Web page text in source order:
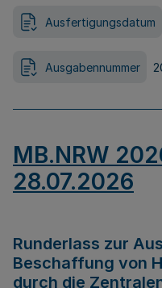
Ausfertigungsdatum
Ausgabennummer
MB.NRW
28.07.2026
Runderlass zur
Beschaffung von
durch die